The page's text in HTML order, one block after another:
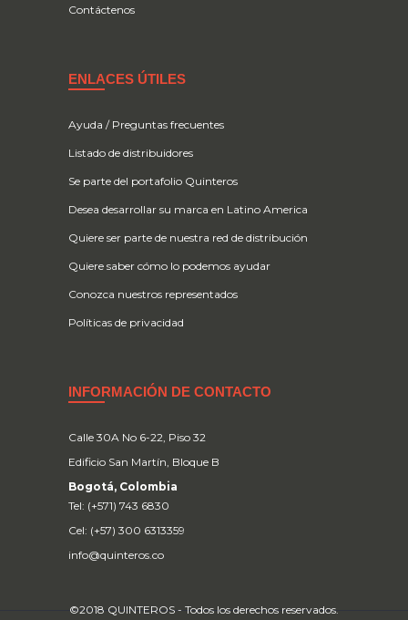
Contáctenos
ENLACES ÚTILES
Ayuda / Preguntas frecuentes
Listado de distribuidores
Se parte del portafolio Quinteros
Desea desarrollar su marca en Latino America
Quiere ser parte de nuestra red de distribución
Quiere saber cómo lo podemos ayudar
Conozca nuestros representados
Políticas de privacidad
INFORMACIÓN DE CONTACTO
Calle 30A No 6-22, Piso 32
Edificio San Martín, Bloque B
Bogotá, Colombia
Tel: (+571) 743 6830
Cel: (+57) 300 6313359
info@quinteros.co
©2018 QUINTEROS - Todos los derechos reservados.